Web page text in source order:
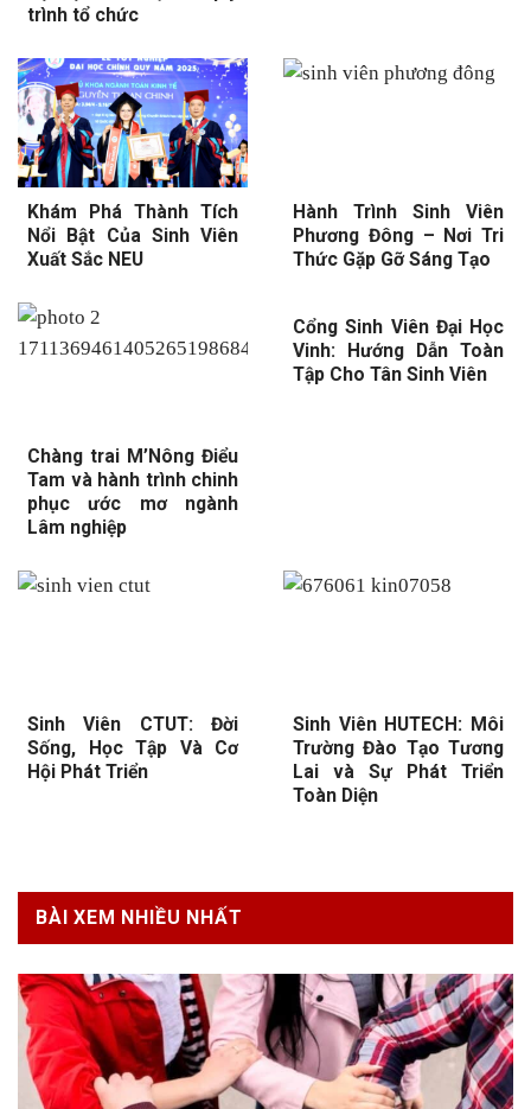
trình tổ chức
Khám Phá Thành Tích
Nổi Bật Của Sinh Viên
Xuất Sắc NEU
Hành Trình Sinh Viên
Phương Đông – Nơi Tri
Thức Gặp Gỡ Sáng Tạo
Chàng trai M’Nông Điểu
Tam và hành trình chinh
phục ước mơ ngành
Lâm nghiệp
Cổng Sinh Viên Đại Học
Vinh: Hướng Dẫn Toàn
Tập Cho Tân Sinh Viên
Sinh Viên CTUT: Đời
Sống, Học Tập Và Cơ
Hội Phát Triển
Sinh Viên HUTECH: Môi
Trường Đào Tạo Tương
Lai và Sự Phát Triển
Toàn Diện
BÀI XEM NHIỀU NHẤT